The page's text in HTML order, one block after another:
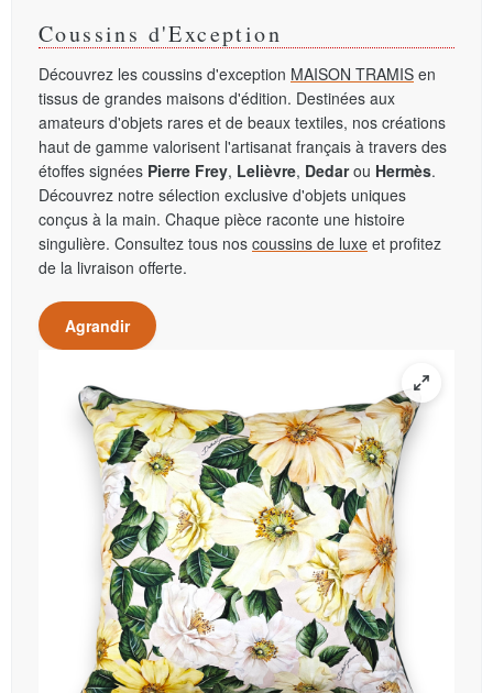
Coussins d'Exception
Découvrez les coussins d'exception MAISON TRAMIS en
tissus de grandes maisons d'édition. Destinées aux
amateurs d'objets rares et de beaux textiles, nos créations
haut de gamme valorisent l'artisanat français à travers des
étoffes signées Pierre Frey, Lelièvre, Dedarou Hermès.
Découvrez notre sélection exclusive d'objets uniques
conçus à la main. Chaque pièce raconte une histoire
singulière. Consultez tous nos coussins de luxe et profitez
de la livraison offerte.
Agrandir